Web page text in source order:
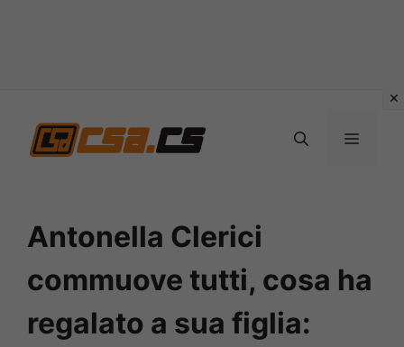
contenuto
MENU
Antonella Clerici
commuove tutti, cosa ha
regalato a sua figlia: